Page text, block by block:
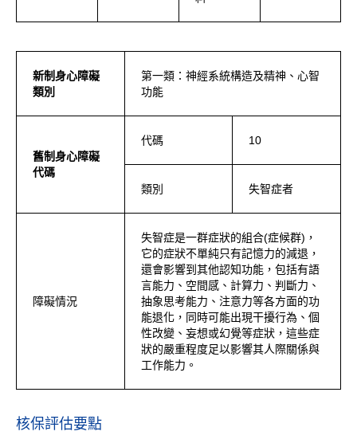
新制身心障礙
類別
第一類：神經系統構造及精神、心智
功能
舊制身心障礙
代碼
代碼 10
類別 失智症者
障礙情況
失智症是一群症狀的組合(症候群)，
它的症狀不單純只有記憶力的減退，
還會影響到其他認知功能，包括有語
言能力、空間感、計算力、判斷力、
抽象思考能力、注意力等各方面的功
能退化，同時可能出現干擾行為、個
性改變、妄想或幻覺等症狀，這些症
狀的嚴重程度足以影響其人際關係與
工作能力。
核保評估要點